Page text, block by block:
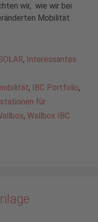
wir, wie wir bei
Mobilität
, Interessantes
, IBC Portfolio,
für
, Wallbox IBC